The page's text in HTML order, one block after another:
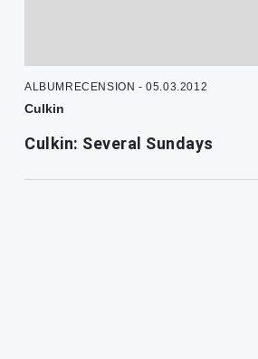
ALBUMRECENSION - 05.03.2012
Culkin
Culkin: Several Sundays